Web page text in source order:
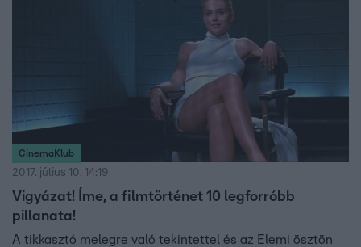
CinemaKlub
2017. július 10. 14:19
Vigyázat! Íme, a filmtörténet 10 legforróbb
pillanata!
A tikkasztó melegre való tekintettel és az Elemi ösztön